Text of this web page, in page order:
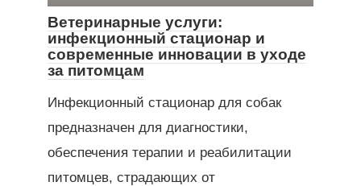
Ветеринарные услуги:
инфекционный стационар и
современные инновации в уходе
за питомцам
Инфекционный стационар для собак
предназначен для диагностики,
обеспечения терапии и реабилитации
питомцев, страдающих от